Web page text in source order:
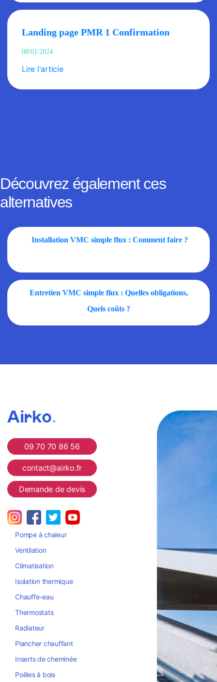
Landing page PMR 1 Confirmation
08/01/2024
Lire l'article
Découvrez également ces
alternatives
Installation VMC simple flux : Comment faire ?
Entretien VMC simple flux : Quelles obligations,
Quels coûts ?
Airko09 70 70 86 56
contact@airko.fr
Demande de devis
Pompe à chaleur
Ventilation
Climatisation
Isolation thermique
Chauffe-eau
Thermostats
Radiateur
Plancher chauffant
Inserts de cheminée
Poêles à bois